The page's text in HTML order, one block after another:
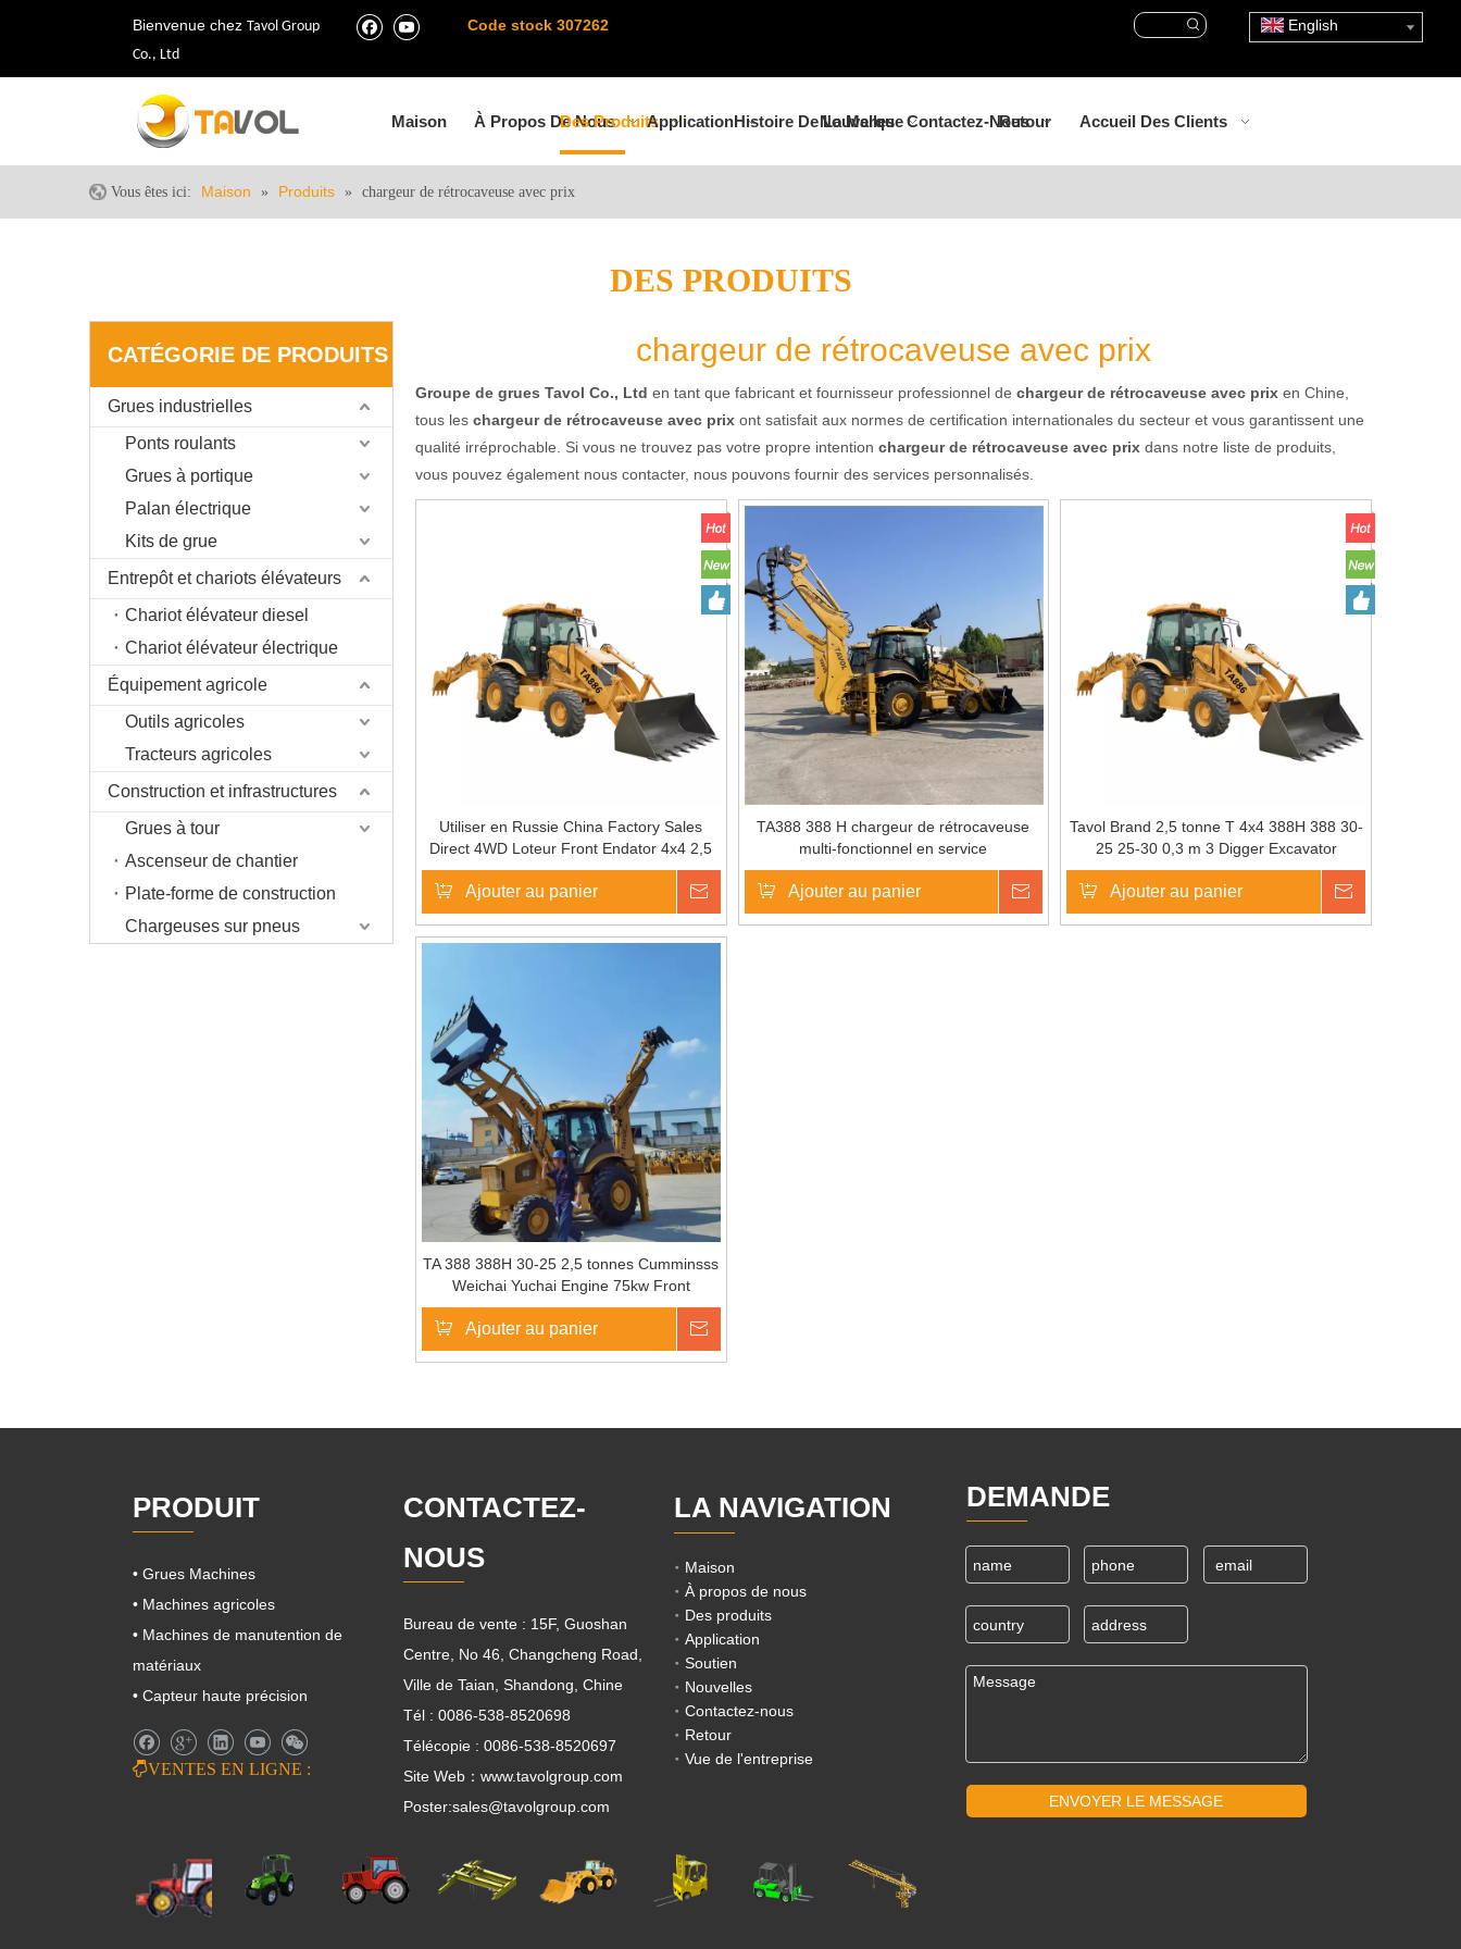
Bienvenue chez Tavol Group
Co., Ltd
Code stock 307262 English
Maison À Propos De Nous
Des ProduitsApplicationHistoire De La Marque
Nouvelles Contactez-Nous
Retour Accueil Des Clients
Vous êtes ici: Maison » Produits » chargeur de rétrocaveuse avec prix
DES PRODUITS
CATÉGORIE DE PRODUITS
Grues industrielles
Ponts roulants
Grues à portique
Palan électrique
Kits de grue
Entrepôt et chariots élévateurs
Chariot élévateur diesel
Chariot élévateur électrique
Équipement agricole
Outils agricoles
Tracteurs agricoles
Construction et infrastructures
Grues à tour
Ascenseur de chantier
Plate-forme de construction
Chargeuses sur pneus
chargeur de rétrocaveuse avec prix
Groupe de grues Tavol Co., Ltd en tant que fabricant et fournisseur professionnel de chargeur de rétrocaveuse avec prix en Chine,
tous les chargeur de rétrocaveuse avec prix ont satisfait aux normes de certification internationales du secteur et vous garantissent une
qualité irréprochable. Si vous ne trouvez pas votre propre intention chargeur de rétrocaveuse avec prix dans notre liste de produits,
vous pouvez également nous contacter, nous pouvons fournir des services personnalisés.
Utiliser en Russie China Factory Sales
Direct 4WD Loteur Front Endator 4x4 2,5
tonnes chargeur de rétablissement.
Ajouter au panier enquête
TA388 388 H chargeur de rétrocaveuse
multi-fonctionnel en service
Ajouter au panier enquête
Tavol Brand 2,5 tonne T 4x4 388H 388 30-
25 25-30 0,3 m 3 Digger Excavator
Handhoe chargeur sur la vente à chaud.
Ajouter au panier
TA 388 388H 30-25 2,5 tonnes Cumminsss
Weichai Yuchai Engine 75kw Front
Machinerie de chargeur de rétrocaveuse
4x4.
Ajouter au panier
PRODUIT
• Grues Machines
• Machines agricoles
• Machines de manutention de
matériaux
• Capteur haute précision
VENTES EN LIGNE :
CONTACTEZ-
NOUS
Bureau de vente : 15F, Guoshan
Centre, No 46, Changcheng Road,
Ville de Taian, Shandong, Chine
Tél : 0086-538-8520698
Télécopie : 0086-538-8520697
Site Web：www.tavolgroup.com
Poster:sales@tavolgroup.com
LA NAVIGATION
Maison
À propos de nous
Des produits
Application
Soutien
Nouvelles
Contactez-nous
Retour
Vue de l'entreprise
DEMANDE
ENVOYER LE MESSAGE